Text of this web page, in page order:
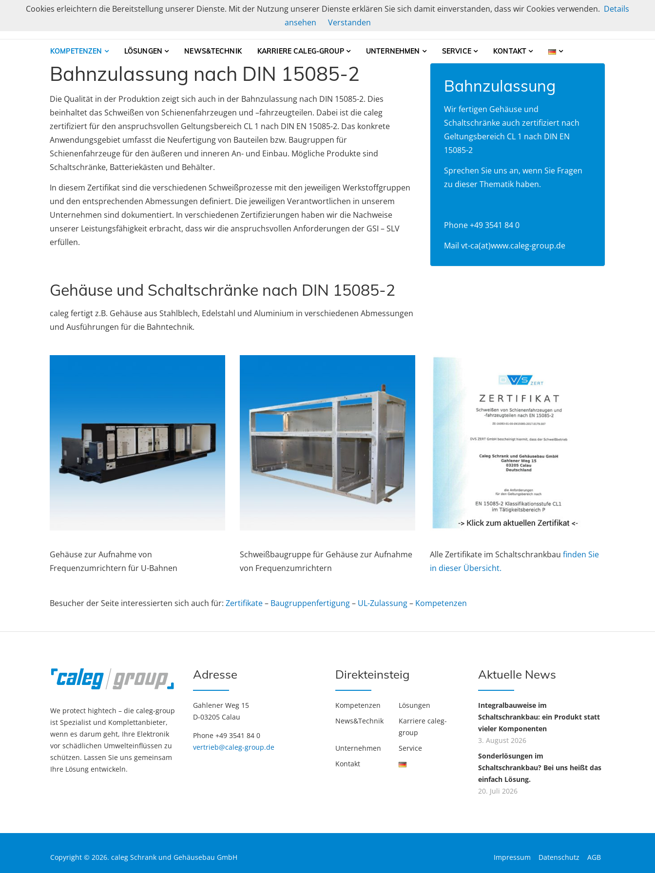
Skip to navigation
Skip to content
KOMPETENZEN LÖSUNGEN NEWS&TECHNIK KARRIERE CALEG-GROUP UNTERNEHMEN SERVICE KONTAKT
Bahnzulassung nach DIN 15085-2
Die Qualität in der Produktion zeigt sich auch in der Bahnzulassung nach DIN 15085-2. Dies
beinhaltet das Schweißen von Schienenfahrzeugen und –fahrzeugteilen. Dabei ist die caleg
zertifiziert für den anspruchsvollen Geltungsbereich CL 1 nach DIN EN 15085-2. Das konkrete
Anwendungsgebiet umfasst die Neufertigung von Bauteilen bzw. Baugruppen für
Schienenfahrzeuge für den äußeren und inneren An- und Einbau. Mögliche Produkte sind
Schaltschränke, Batteriekästen und Behälter.
In diesem Zertifikat sind die verschiedenen Schweißprozesse mit den jeweiligen Werkstoffgruppen
und den entsprechenden Abmessungen definiert. Die jeweiligen Verantwortlichen in unserem
Unternehmen sind dokumentiert. In verschiedenen Zertifizierungen haben wir die Nachweise
unserer Leistungsfähigkeit erbracht, dass wir die anspruchsvollen Anforderungen der GSI – SLV
erfüllen.
Gehäuse und Schaltschränke nach DIN 15085-2
caleg fertigt z.B. Gehäuse aus Stahlblech, Edelstahl und Aluminium in verschiedenen Abmessungen
und Ausführungen für die Bahntechnik.
Bahnzulassung
Wir fertigen Gehäuse und
Schaltschränke auch zertifiziert nach
Geltungsbereich CL 1 nach DIN EN
15085-2
Sprechen Sie uns an, wenn Sie Fragen
zu dieser Thematik haben.
Phone +49 3541 84 0
Mail vt-ca(at)www.caleg-group.de
Gehäuse zur Aufnahme von
Frequenzumrichtern für U-Bahnen
Schweißbaugruppe für Gehäuse zur Aufnahme
von Frequenzumrichtern
Alle Zertifikate im Schaltschrankbau finden Sie
in dieser Übersicht.
Besucher der Seite interessierten sich auch für: Zertifikate– Baugruppenfertigung– UL-Zulassung– Kompetenzen
We protect hightech – die caleg-group
ist Spezialist und Komplettanbieter,
wenn es darum geht, Ihre Elektronik
vor schädlichen Umwelteinflüssen zu
schützen. Lassen Sie uns gemeinsam
Ihre Lösung entwickeln.
Adresse
Gahlener Weg 15
D-03205 Calau
Phone +49 3541 84 0
vertrieb@caleg-group.de
Direkteinsteig
Kompetenzen
Lösungen
News&Technik
Karriere caleg-
group
Unternehmen
Service
Kontakt
Aktuelle News
Integralbauweise im
Schaltschrankbau: ein Produkt statt
vieler Komponenten
3. August 2026
Sonderlösungen im
Schaltschrankbau? Bei uns heißt das
einfach Lösung.
20. Juli 2026
Copyright © 2026. caleg Schrank und Gehäusebau GmbH Impressum Datenschutz AGB
Cookies erleichtern die Bereitstellung unserer Dienste. Mit der Nutzung unserer Dienste erklären Sie sich damit einverstanden, dass wir Cookies verwenden. Details
ansehen
Verstanden